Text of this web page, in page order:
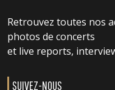
Retrouvez toutes nos
photos de concerts
et live reports,
SUIVEZ-NOUS